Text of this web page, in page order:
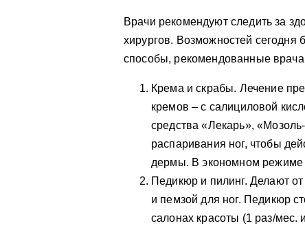
Врачи рекомендуют следить за
хирургов. Возможностей
способы, рекомендованные
Крема и скрабы. Лечение
кремов – с салициловой
средства «Лекарь»,
распаривания ног, чтобы
дермы. В экономном режиме
Педикюр и пилинг. Делают
и пемзой для ног. Педикюр
салонах красоты (1 раз/мес.